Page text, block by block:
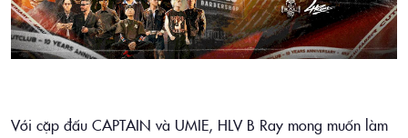
Với cặp đấu CAPTAIN và UMIE, HLV B Ray mong muốn làm